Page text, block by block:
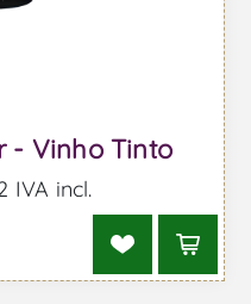
- Vinho Tinto
IVA incl.